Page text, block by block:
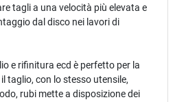
tagli a una velocità più elevata e
dal disco nei lavori di
e rifinitura ecd è perfetto per la
taglio, con lo stesso utensile,
rubi mette a disposizione dei